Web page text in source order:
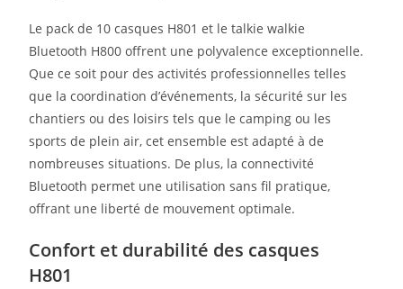
Le pack de 10 casques H801 et le talkie walkie
Bluetooth H800 offrent une polyvalence exceptionnelle.
Que ce soit pour des activités professionnelles telles
que la coordination d’événements, la sécurité sur les
chantiers ou des loisirs tels que le camping ou les
sports de plein air, cet ensemble est adapté à de
nombreuses situations. De plus, la connectivité
Bluetooth permet une utilisation sans fil pratique,
offrant une liberté de mouvement optimale.
Confort et durabilité des casques
H801